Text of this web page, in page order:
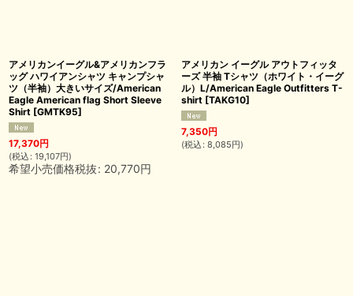
アメリカンイーグル&アメリカンフラ
ッグ ハワイアンシャツ キャンプシャ
ツ（半袖）大きいサイズ/American
Eagle American flag Short Sleeve
Shirt [GMTK95]
17,370円
(税込 : 19,107円)
希望小売価格税抜: 20,770円
アメリカン イーグル アウトフィッタ
ーズ 半袖 Tシャツ（ホワイト・イーグ
ル）L/American Eagle Outfitters T-
shirt [TAKG10]
7,350円
(税込 : 8,085円)